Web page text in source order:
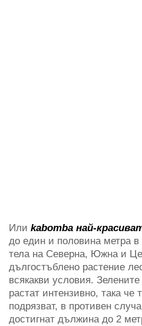
Или kabomba най-
до един и половина метра
тела на Северна, Южна и
дългостъблено растение
всякакви условия.
растат интензивно, така че
подрязват, в противен
достигнат дължина до 2